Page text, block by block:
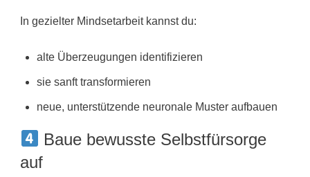
In gezielter Mindsetarbeit kannst du:
alte Überzeugungen identifizieren
sie sanft transformieren
neue, unterstützende neuronale Muster aufbauen
Baue bewusste Selbstfürsorge
auf